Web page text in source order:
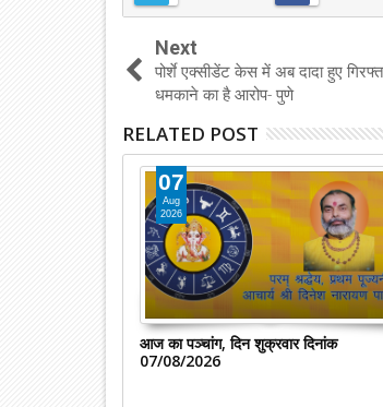
Next
पोर्शे एक्सीडेंट केस में अब दादा हुए
धमकाने का है आरोप- पुणे
RELATED POST
07
Aug
2026
आज का पञ्चांग, दिन शुक्रवार दिनांक
07/08/2026